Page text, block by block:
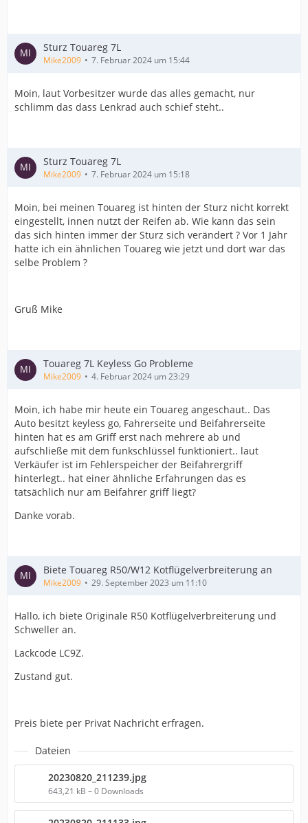
Sturz Touareg 7L
Mike2009 7. Februar 2024 um 15:44
Moin, laut Vorbesitzer wurde das alles gemacht, nur
schlimm das dass Lenkrad auch schief steht..
Sturz Touareg 7L
Mike2009 7. Februar 2024 um 15:18
Moin, bei meinen Touareg ist hinten der Sturz nicht korrekt
eingestellt, innen nutzt der Reifen ab. Wie kann das sein
das sich hinten immer der Sturz sich verändert ? Vor 1 Jahr
hatte ich ein ähnlichen Touareg wie jetzt und dort war das
selbe Problem ?
Gruß Mike
Touareg 7L Keyless Go Probleme
Mike2009 4. Februar 2024 um 23:29
Moin, ich habe mir heute ein Touareg angeschaut.. Das
Auto besitzt keyless go, Fahrerseite und Beifahrerseite
hinten hat es am Griff erst nach mehrere ab und
aufschließe mit dem funkschlüssel funktioniert.. laut
Verkäufer ist im Fehlerspeicher der Beifahrergriff
hinterlegt.. hat einer ähnliche Erfahrungen das es
tatsächlich nur am Beifahrer griff liegt?
Danke vorab.
Biete Touareg R50/W12 Kotflügelverbreiterung an
Mike2009 29. September 2023 um 11:10
Hallo, ich biete Originale R50 Kotflügelverbreiterung und
Schweller an.
Lackcode LC9Z.
Zustand gut.
Preis biete per Privat Nachricht erfragen.
Dateien
20230820_211239.jpg
643,21 kB – 0 Downloads